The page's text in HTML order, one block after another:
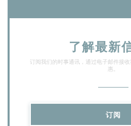
了解最新
订阅我们的时事通讯，通过电子邮件接
惠。
订阅